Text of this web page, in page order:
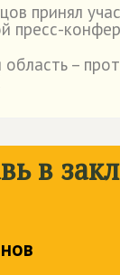
принял
пресс-
область –
в